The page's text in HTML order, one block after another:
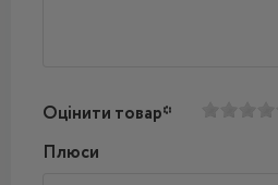
Оцінити товар*
Плюси